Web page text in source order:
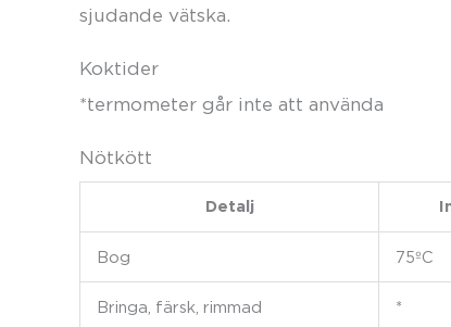
sjudande vätska.
Koktider
*termometer går inte att använda
Nötkött
Detalj
Bog 75ºC
Bringa, färsk, rimmad *